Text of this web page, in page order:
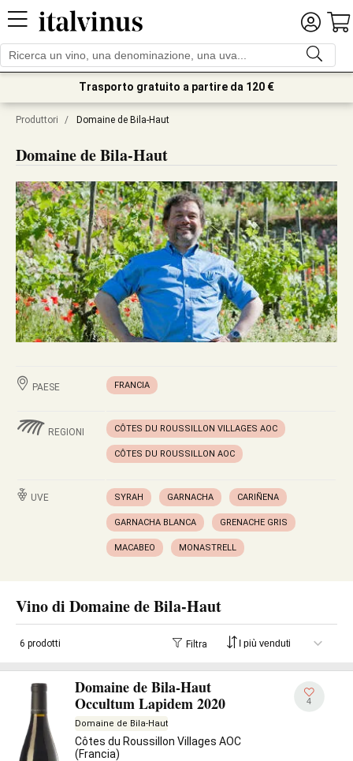
Trasporto gratuito a partire da 120 €
Produttori / Domaine de Bila-Haut
Domaine de Bila-Haut
PAESE FRANCIA
REGIONI CÔTES DU ROUSSILLON VILLAGES AOC
CÔTES DU ROUSSILLON AOC
UVE SYRAH GARNACHA CARIÑENA
GARNACHA BLANCA GRENACHE GRIS
MACABEO MONASTRELL
Vino di Domaine de Bila-Haut
6 prodotti Filtra
Domaine de Bila-Haut
Occultum Lapidem 2020
Domaine de Bila-Haut
Côtes du Roussillon Villages AOC
(Francia)
4